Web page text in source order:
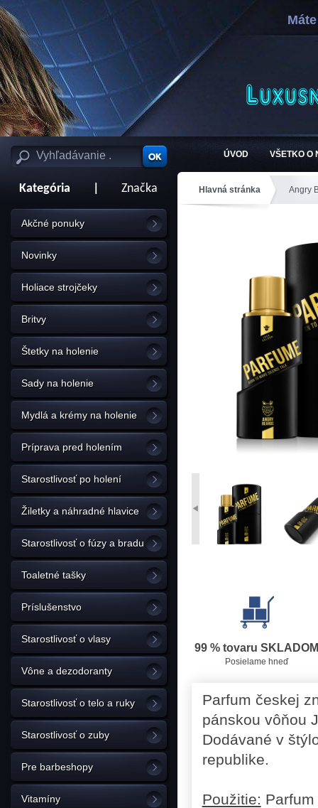
ÚVOD VŠETKO O
Kategória Značka
Akčné ponuky
Novinky
Holiace strojčeky
Britvy
Štetky na holenie
Sady na holenie
Mydlá a krémy na holenie
Príprava pred holením
Starostlivosť po holení
Žiletky a náhradné hlavice
Starostlivosť o fúzy a bradu
Toaletné tašky
Príslušenstvo
Starostlivosť o vlasy
Vône a dezodoranty
Starostlivosť o telo a ruky
Starostlivosť o zuby
Pre barbeshopy
Vitamíny
Hlavná stránka Angry
99 % tovaru SKLADOM
Posielame hneď
Parfum českej
pánskou vôňou
Dodávané v
republike.
Použitie: